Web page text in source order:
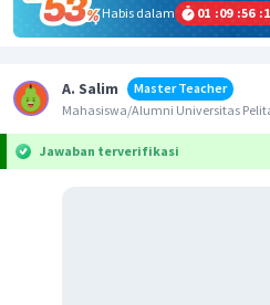
Habis dalam
01 :09 :56 :
A. Salim
Master Teacher
Mahasiswa/Alumni Universitas
Jawaban terverifikasi